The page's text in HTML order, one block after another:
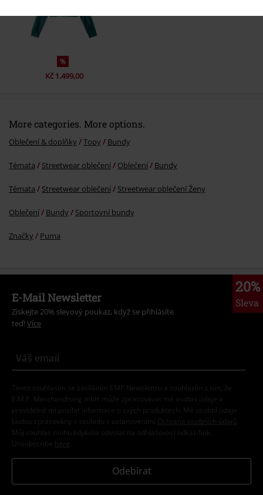
%
Kč 1.499,00
More categories. More options.
Oblečení & doplňky Topy Bundy
Témata Streetwear oblečení Oblečení Bundy
Témata Streetwear oblečení Streetwear oblečení Ženy
Oblečení Bundy Sportovní bundy
Značky Puma
20%
Sleva
E-Mail Newsletter
Získejte 20% slevový poukaz, když se přihlásíte
teď! Více
Tímto souhlasím se zasíláním EMP Newslettru a souhlasím s tím, že
E.M.P. Merchandising mbH může zpracovávat mé osobní údaje a
pravidelně mi posílat informace o svých produktech. Mé osobní údaje
budou zpracovány v souladu s ustanoveními
Ochrana osobních údajů
Můj souhlas mohu kdykoliv odvolat na odhlašovací odkaz/link.
Unsubscribe here
Odebírat